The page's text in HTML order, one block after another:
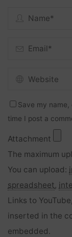
Save my
time I post a
Attachment
The maximum
You can upload:
spreadsheet,
Links to
inserted in the
embedded.